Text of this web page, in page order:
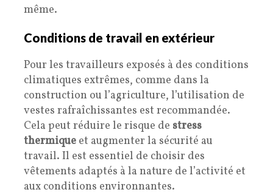
même.
Conditions de travail en extérieur
Pour les travailleurs exposés à des conditions
climatiques extrêmes, comme dans la
construction ou l’agriculture, l’utilisation de
vestes rafraîchissantes est recommandée.
Cela peut réduire le risque de stress
thermique et augmenter la sécurité au
travail. Il est essentiel de choisir des
vêtements adaptés à la nature de l’activité et
aux conditions environnantes.